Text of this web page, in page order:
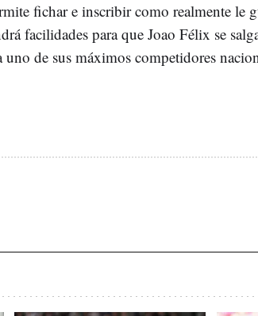
fichar e inscribir como realmente le
facilidades para que Joao Félix se
uno de sus máximos competidores